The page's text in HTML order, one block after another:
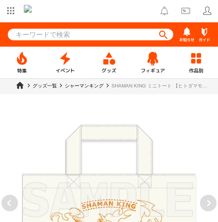
お知らせ ガイド
特集 イベント グッズ フィギュア 作品別
グッズ一覧 シャーマンキング
SHAMAN KING ミニトート 【ヒトダマモー